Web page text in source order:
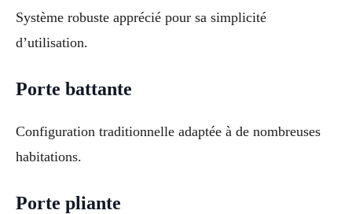
Système robuste apprécié pour sa simplicité
d’utilisation.
Porte battante
Configuration traditionnelle adaptée à de nombreuses
habitations.
Porte pliante